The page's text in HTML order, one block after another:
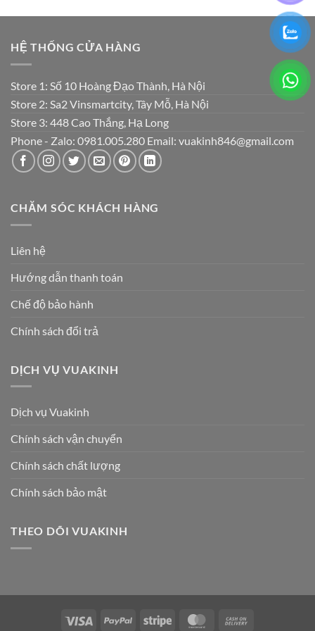
HỆ THỐNG CỬA HÀNG
Store 1: Số 10 Hoàng Đạo Thành, Hà Nội
Store 2: Sa2 Vinsmartcity, Tây Mỗ, Hà Nội
Store 3: 448 Cao Thắng, Hạ Long
Phone - Zalo: 0981.005.280 Email: vuakinh846@gmail.com
CHĂM SÓC KHÁCH HÀNG
Liên hệ
Hướng dẫn thanh toán
Chế độ bảo hành
Chính sách đổi trả
DỊCH VỤ VUAKINH
Dịch vụ Vuakinh
Chính sách vận chuyển
Chính sách chất lượng
Chính sách bảo mật
THEO DÕI VUAKINH
Visa PayPal Stripe MasterCard